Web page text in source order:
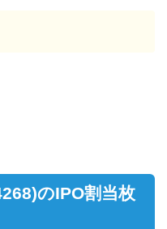
のIPO割当枚